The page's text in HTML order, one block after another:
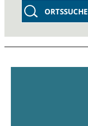
ORTSSUCHE